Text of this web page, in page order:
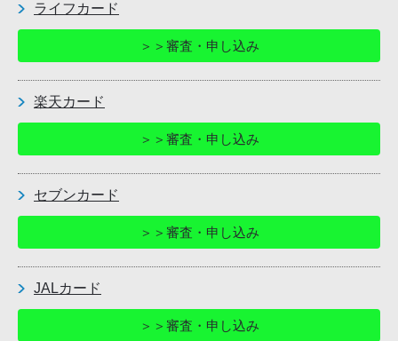
ライフカード
＞＞審査・申し込み
楽天カード
＞＞審査・申し込み
セブンカード
＞＞審査・申し込み
JALカード
＞＞審査・申し込み